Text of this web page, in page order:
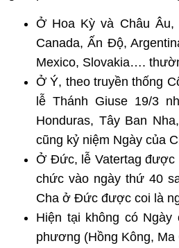
Ở Hoa Kỳ và Châu
Canada, Ấn Độ,
Mexico, Slovakia….
Ở Ý, theo truyền thống
lễ Thánh Giuse 19/3
Honduras, Tây Ban
cũng kỷ niệm Ngày của
Ở Đức, lễ Vatertag được
chức vào ngày thứ 40
Cha ở Đức được coi là
Hiện tại không có
phương (Hồng Kông,